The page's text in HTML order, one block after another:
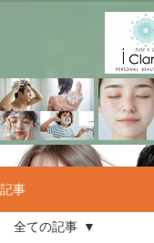
記事
全ての記事